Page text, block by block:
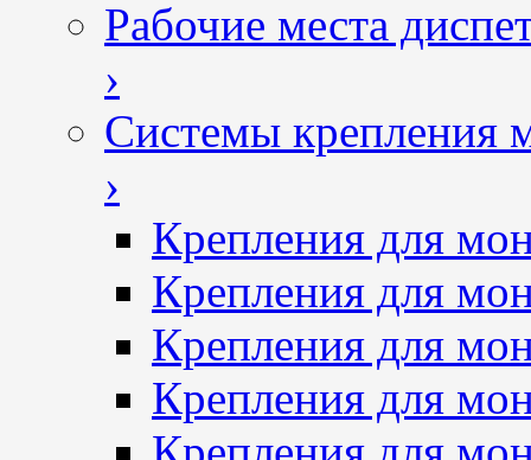
Рабочие места
›
Системы крепления
›
Крепления для
Крепления для
Крепления для
Крепления для